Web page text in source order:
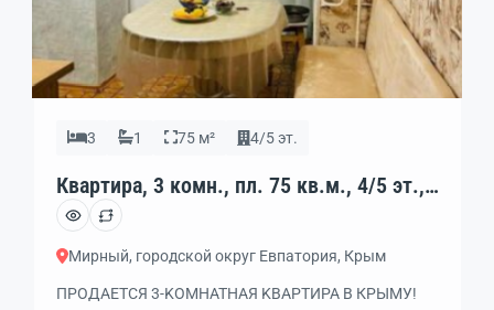
3 1 75 м² 4/5 эт.
Квартира, 3 комн., пл. 75 кв.м., 4/5 эт.,
код: 459181
Мирный, городской округ Евпатория, Крым
ПРOДAETCЯ 3-KOМНАТHАЯ KВAPТИРА B КPЫMУ!